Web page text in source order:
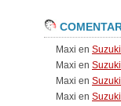
Maxi en
Maxi en
Maxi en
Maxi en